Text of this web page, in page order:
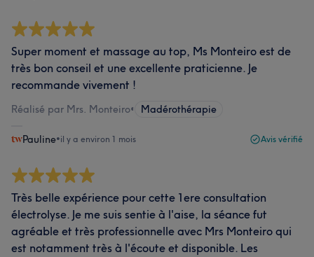
Super moment et massage au top, Ms Monteiro est de
très bon conseil et une excellente praticienne. Je
recommande vivement !
Réalisé par Mrs. Monteiro• Madérothérapie
Pauline•il y a environ 1 mois Avis vérifié
Très belle expérience pour cette 1ere consultation
électrolyse. Je me suis sentie à l'aise, la séance fut
agréable et très professionnelle avec Mrs Monteiro qui
est notamment très à l'écoute et disponible. Les